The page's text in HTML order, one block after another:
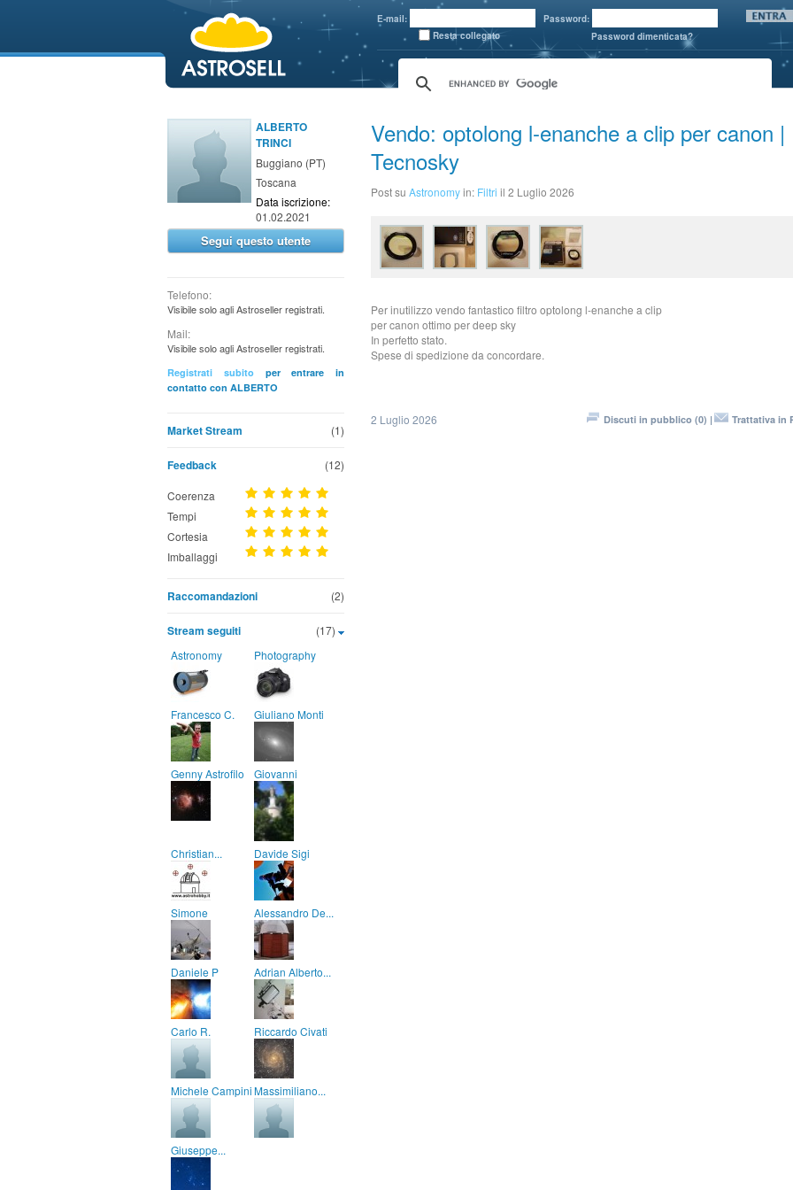
E-mail:
Password:
Resta collegato
Password dimenticata?
ALBERTO
TRINCI
Buggiano (PT)
Toscana
Data iscrizione:
01.02.2021
Segui questo utente
Telefono:
Visibile solo agli Astroseller registrati.
Mail:
Visibile solo agli Astroseller registrati.
Registrati subitoper entrare in
contatto con ALBERTO
(1)
Market Stream
Feedback (12)
Coerenza
Tempi
Cortesia
Imballaggi
(2)
Raccomandazioni
(17)
Stream seguiti
Astronomy Photography
Francesco C. Giuliano Monti
Genny Astrofilo Giovanni
Christian... Davide Sigi
Simone Alessandro De...
Daniele P Adrian Alberto...
Carlo R. Riccardo Civati
Michele CampiniMassimiliano...
Giuseppe...
Vendo: optolong l-enanche a clip per canon |
Tecnosky
Post su Astronomyin: Filtri il 2 Luglio 2026
Per inutilizzo vendo fantastico filtro optolong l-enanche a clip
per canon ottimo per deep sky
In perfetto stato.
Spese di spedizione da concordare.
2 Luglio 2026 Discuti in pubblico (0) | Trattativa in